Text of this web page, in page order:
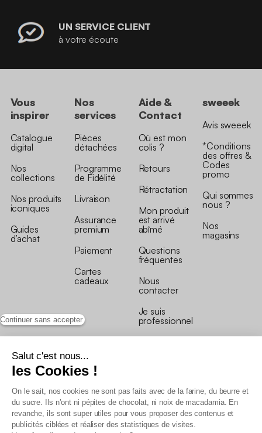
Continuer sans accepter
Salut c'est nous...
les Cookies !
On le sait, nos cookies ne sont pas faits avec de la farine, du beurre et
du sucre. Ils n’ont ni pépites de chocolat, ni noix de macadamia. En
revanche, ils sont super utiles pour vous proposer des contenus et
publicités ciblées et réaliser des statistiques de visites.
UN SERVICE CLIENT
à votre écoute
Vous
inspirer
Catalogue
digital
Nos
collections
Nos produits
iconiques
Guides
d’achat
Nos
services
Pièces
détachées
Programme
de Fidélité
Livraison
Assurance
premium
Paiement
Cartes
cadeaux
Aide &
Contact
Où est mon
colis ?
Retours
Rétractation
Mon produit
est arrivé
abîmé
Questions
fréquentes
Nous
contacter
Je suis
professionnel
sweeek
Avis sweeek
*Conditions
des offres &
Codes
promo
Qui sommes
nous ?
Nos
magasins
Conditions générales de vente
Conditions générales du programme de fidélité
Charte de données personnelles
Conditions générales de vente Pro